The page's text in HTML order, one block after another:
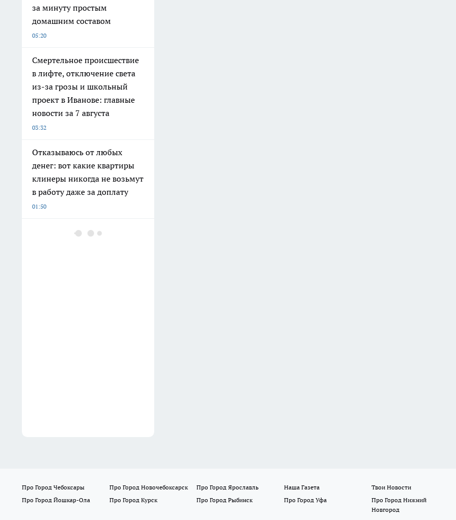
за минуту простым
домашним составом
05:20
Смертельное происшествие
в лифте, отключение света
из-за грозы и школьный
проект в Иванове: главные
новости за 7 августа
03:32
Отказываюсь от любых
денег: вот какие квартиры
клинеры никогда не возьмут
в работу даже за доплату
01:50
Фонд «Ива» выбрал три
Про Город Чебоксары Про Город Новочебоксарск Про Город Ярославль Наша Газета
Твои Новости
Про Город Йошкар-Ола
Про Город Курск Про Город Рыбинск Про Город Уфа
Про Город Нижний
Новгород